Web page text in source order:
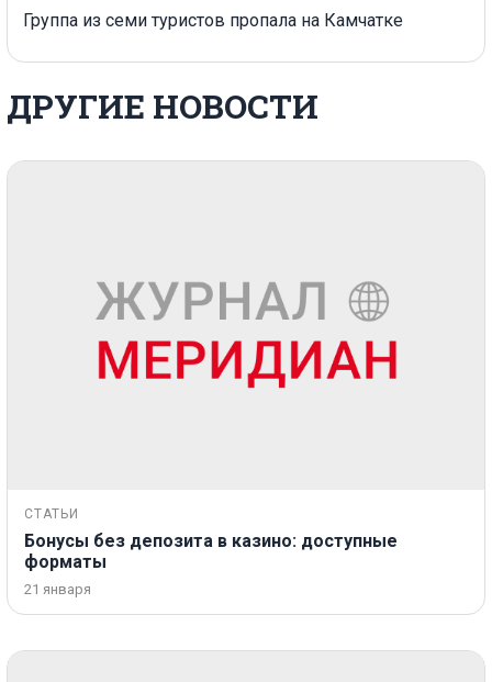
Группа из семи туристов пропала на Камчатке
ДРУГИЕ НОВОСТИ
СТАТЬИ
Бонусы без депозита в казино: доступные
форматы
21 января